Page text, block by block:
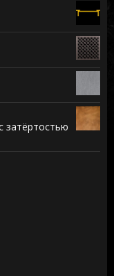
затёртостью